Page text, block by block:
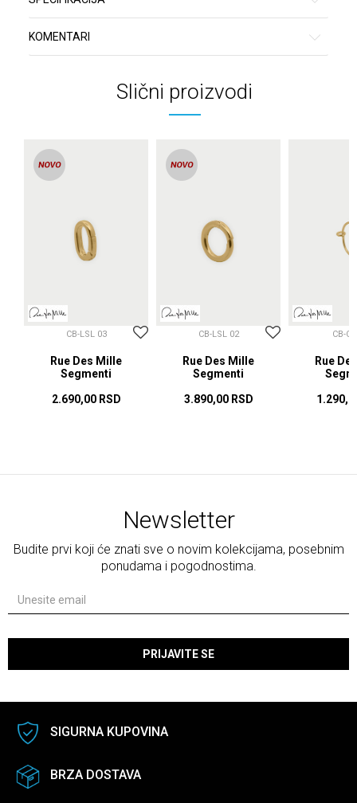
KOMENTARI
Slični proizvodi
CB-LSL 03
Rue Des Mille
Segmenti
2.690,00 RSD
CB-LSL 02
Rue Des Mille
Segmenti
3.890,00 RSD
CB-
Rue
Newsletter
Budite prvi koji će znati sve o novim kolekcijama, posebnim
ponudama i pogodnostima.
PRIJAVITE SE
SIGURNA KUPOVINA
BRZA DOSTAVA